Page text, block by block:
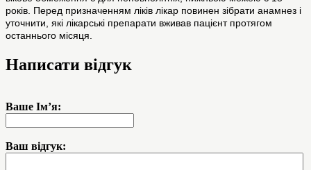
років. Перед призначенням ліків лікар повинен зібрати анамнез і
уточнити, які лікарські препарати вживав пацієнт протягом
останнього місяця.
Написати відгук
Ваше Ім’я:
Ваш відгук: